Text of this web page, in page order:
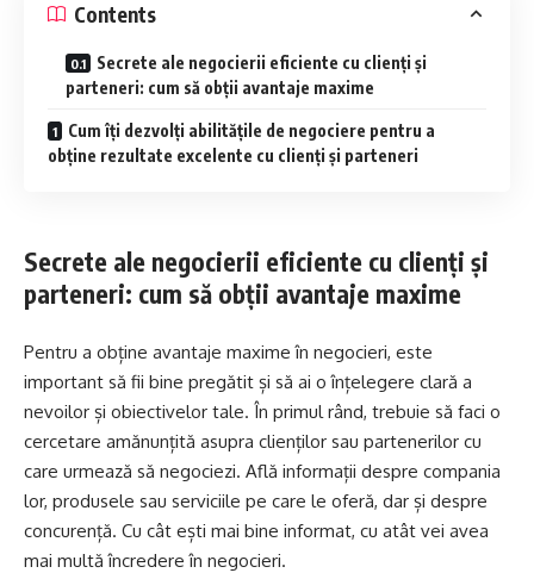
Contents
Secrete ale negocierii eficiente cu clienți și
parteneri: cum să obții avantaje maxime
Cum îți dezvolți abilitățile de negociere pentru a
obține rezultate excelente cu clienți și parteneri
Secrete ale negocierii eficiente cu clienți și
parteneri: cum să obții avantaje maxime
Pentru a obține avantaje maxime în negocieri, este
important să fii bine pregătit și să ai o înțelegere clară a
nevoilor și obiectivelor tale. În primul rând, trebuie să faci o
cercetare amănunțită asupra clienților sau partenerilor cu
care urmează să negociezi. Află informații despre compania
lor, produsele sau serviciile pe care le oferă, dar și despre
concurență. Cu cât ești mai bine informat, cu atât vei avea
mai multă încredere în negocieri.